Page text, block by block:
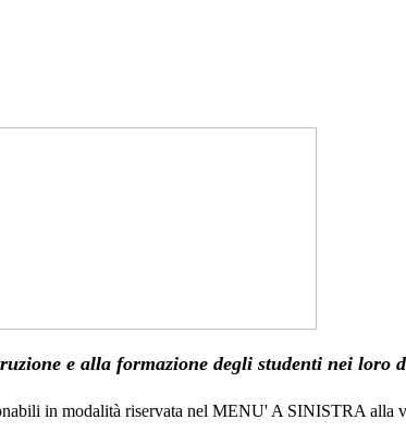
e alla formazione degli studenti nei loro
in modalità riservata nel MENU' A SINISTRA alla